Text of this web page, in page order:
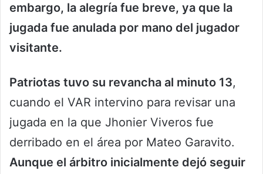
embargo, la alegría fue breve, ya que la
jugada fue anulada por mano del jugador
visitante.
Patriotas tuvo su revancha al minuto 13,
cuando el VAR intervino para revisar una
jugada en la que Jhonier Viveros fue
derribado en el área por Mateo Garavito.
Aunque el árbitro inicialmente dejó seguir